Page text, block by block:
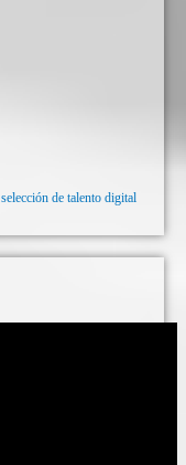
selección de talento digital